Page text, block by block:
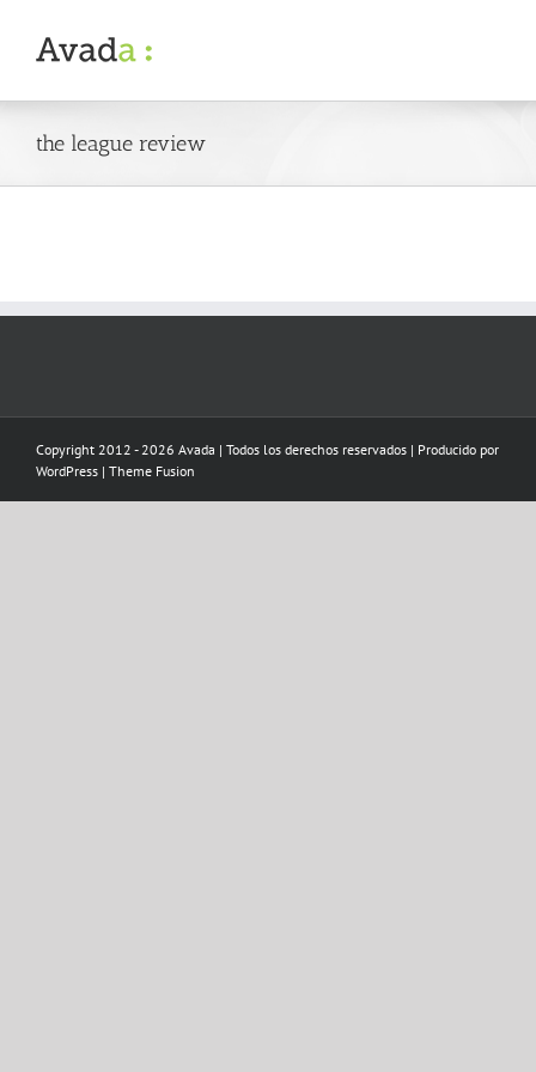
content
the league review
Copyright 2012 - 2026 Avada | Todos los derechos reservados | Producido por
WordPress | Theme Fusion